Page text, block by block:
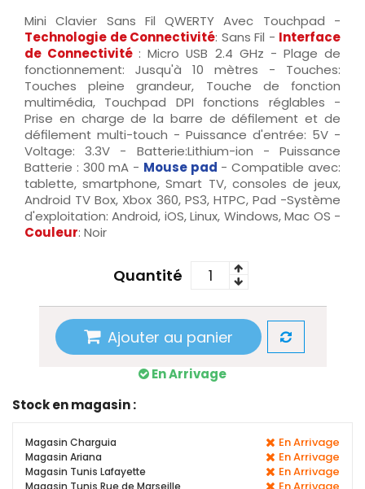
Mini Clavier Sans Fil QWERTY Avec Touchpad -
Technologie de Connectivité: Sans Fil - Interface
de Connectivité : Micro USB 2.4 GHz - Plage de
fonctionnement: Jusqu'à 10 mètres - Touches:
Touches pleine grandeur, Touche de fonction
multimédia, Touchpad DPI fonctions réglables -
Prise en charge de la barre de défilement et de
défilement multi-touch - Puissance d'entrée: 5V -
Voltage: 3.3V - Batterie:Lithium-ion - Puissance
Batterie : 300 mA - Mouse pad - Compatible avec:
tablette, smartphone, Smart TV, consoles de jeux,
Android TV Box, Xbox 360, PS3, HTPC, Pad -Système
d'exploitation: Android, iOS, Linux, Windows, Mac OS -
Couleur: Noir
Quantité
Ajouter au panier
En Arrivage
Stock en magasin :
Magasin Charguia En Arrivage
Magasin Ariana En Arrivage
Magasin Tunis Lafayette En Arrivage
Magasin Tunis Rue de Marseille